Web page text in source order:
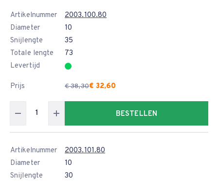
Artikelnummer
2003.100.80
Diameter
10
Snijlengte
35
Totale lengte
73
Levertijd
Prijs € 38,30€ 32,60
BESTELLEN
Artikelnummer
2003.101.80
Diameter
10
Snijlengte
30